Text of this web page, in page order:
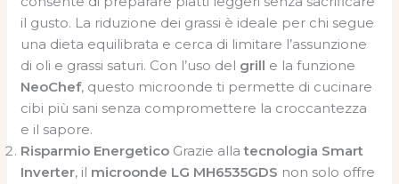
il gusto. La riduzione dei grassi è ideale per chi segue
una dieta equilibrata e cerca di limitare l’assunzione
di oli e grassi saturi. Con l’uso del grill e la funzione
NeoChef, questo microonde ti permette di cucinare
cibi più sani senza compromettere la croccantezza
e il sapore.
Risparmio Energetico Grazie allatecnologia Smart
Inverter, il microonde LG MH6535GDS non solo offre